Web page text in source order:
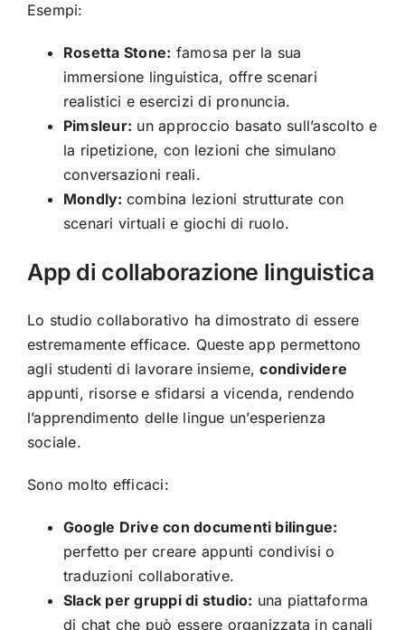
Esempi:
Rosetta Stone: famosa per la sua
immersione linguistica, offre scenari
realistici e esercizi di pronuncia.
Pimsleur: un approccio basato sull’ascolto e
la ripetizione, con lezioni che simulano
conversazioni reali.
Mondly: combina lezioni strutturate con
scenari virtuali e giochi di ruolo.
App di collaborazione linguistica
Lo studio collaborativo ha dimostrato di essere
estremamente efficace. Queste app permettono
agli studenti di lavorare insieme,condividere
appunti, risorse e sfidarsi a vicenda, rendendo
l’apprendimento delle lingue un’esperienza
sociale.
Sono molto efficaci:
Google Drive con documenti bilingue:
perfetto per creare appunti condivisi o
traduzioni collaborative.
Slack per gruppi di studio: una piattaforma
di chat che può essere organizzata in canali